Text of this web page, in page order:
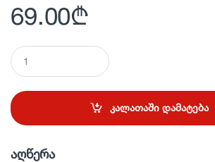
69.00₾
Q
u
t
i
კალათაში დამატება
აღწერა